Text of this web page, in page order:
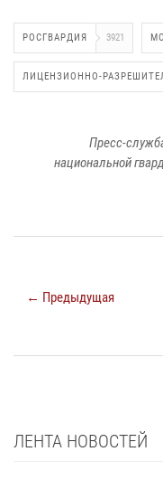
РОСГВАРДИЯ 3921
ЛИЦЕНЗИОННО-
Пресс-
национальной
← Предыдущая
ЛЕНТА НОВОСТЕЙ